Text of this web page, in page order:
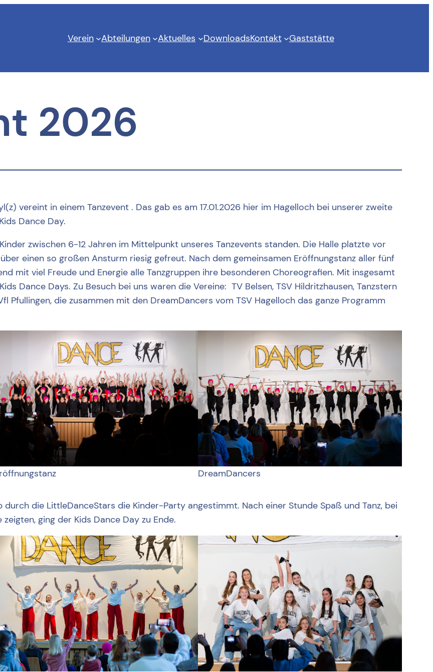
Verein Abteilungen Aktuelles DownloadsKontakt Gaststätte
2026
vereint in einem Tanzevent . Das gab es am 17.01.2026 hier im Hagelloch bei unserer zweite
Dance Day.
zwischen 6-12 Jahren im Mittelpunkt unseres Tanzevents standen. Die Halle platzte vor
einen so großen Ansturm riesig gefreut. Nach dem gemeinsamen Eröffnungstanz aller fünf
mit viel Freude und Energie alle Tanzgruppen ihre besonderen Choreografien. Mit insgesamt
Dance Days. Zu Besuch bei uns waren die Vereine: TV Belsen, TSV Hildritzhausen, Tanzstern
Pfullingen, die zusammen mit den DreamDancers vom TSV Hagelloch das ganze Programm
DreamDancers
die LittleDanceStars die Kinder-Party angestimmt. Nach einer Stunde Spaß und Tanz, bei
ging der Kids Dance Day zu Ende.